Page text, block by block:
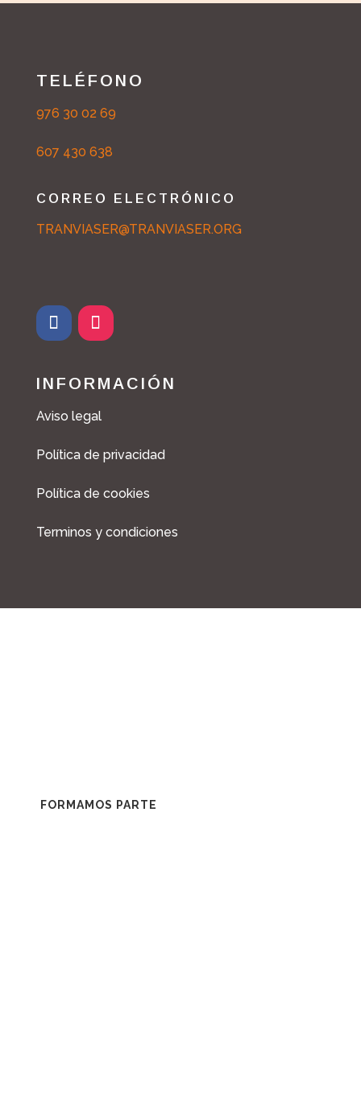
TELÉFONO
976 30 02 69
607 430 638
CORREO ELECTRÓNICO
TRANVIASER@TRANVIASER.ORG
c
e
b
o
k
s
t
a
g
a
INFORMACIÓN
Aviso legal
Política de privacidad
Política de cookies
Terminos y condiciones
FORMAMOS PARTE